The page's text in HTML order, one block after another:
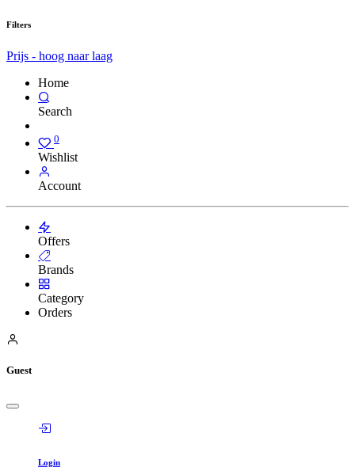
Filters
Prijs - hoog naar laag
Home
Search
0
Wishlist
Account
Offers
Brands
Category
Orders
Guest
Login